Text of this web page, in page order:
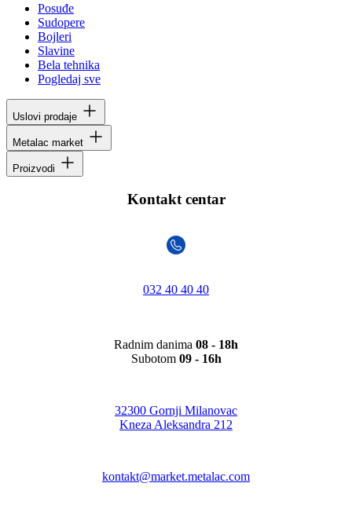
Posuđe
Sudopere
Bojleri
Slavine
Bela tehnika
Pogledaj sve
Uslovi prodaje
Metalac market
Proizvodi
Kontakt centar
032 40 40 40
Radnim danima 08 - 18h
Subotom 09 - 16h
32300 Gornji Milanovac
Kneza Aleksandra 212
kontakt@market.metalac.com